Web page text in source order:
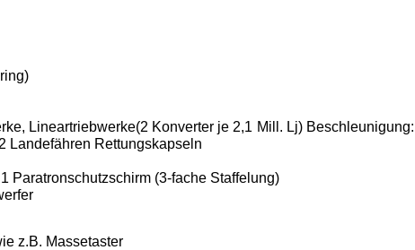
Lineartriebwerke(2 Konverter je 2,1 Mill. Lj)
2 Landefähren Rettungskapseln
1 Paratronschutzschirm (3-fache Staffelung)
z.B. Massetaster